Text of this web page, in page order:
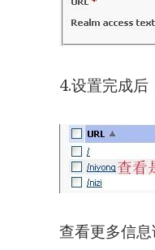
4.设置完成后
查看更多信